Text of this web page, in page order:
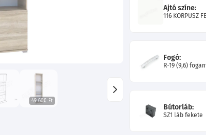
49 600 Ft
Ajtó színe:
116 KORPUSZ
Fogó:
R-19 (9,6)
Bútorláb:
SZ1 láb fekete